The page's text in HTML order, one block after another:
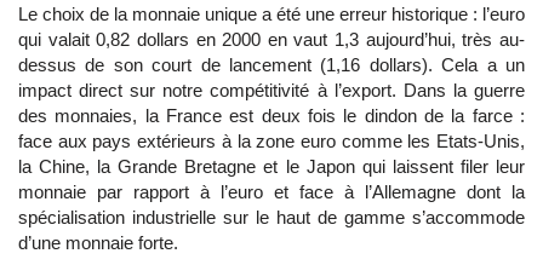
Le choix de la monnaie unique a été une erreur historique : l’euro
qui valait 0,82 dollars en 2000 en vaut 1,3 aujourd’hui, très au-
dessus de son court de lancement (1,16 dollars). Cela a un
impact direct sur notre compétitivité à l’export. Dans la guerre
des monnaies, la France est deux fois le dindon de la farce :
face aux pays extérieurs à la zone euro comme les Etats-Unis,
la Chine, la Grande Bretagne et le Japon qui laissent filer leur
monnaie par rapport à l’euro et face à l’Allemagne dont la
spécialisation industrielle sur le haut de gamme s’accommode
d’une monnaie forte.